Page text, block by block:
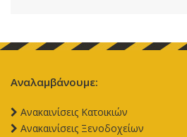
Αναλαμβάνουμε:
Aνακαινίσεις Κατοικιών
Aνακαινίσεις Ξενοδοχείων